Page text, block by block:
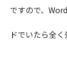
ですので、
ドでいたら全